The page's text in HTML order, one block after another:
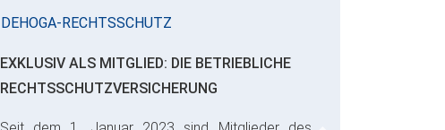
DEHOGA-RECHTSSCHUTZ
EXKLUSIV ALS MITGLIED: DIE BETRIEBLICHE
RECHTSSCHUTZVERSICHERUNG